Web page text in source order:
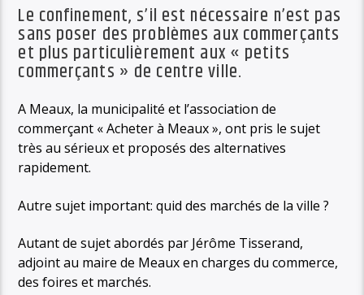
Le confinement, s’il est nécessaire n’est pas
sans poser des problèmes aux commerçants
et plus particulièrement aux « petits
commerçants » de centre ville.
A Meaux, la municipalité et l’association de
commerçant « Acheter à Meaux », ont pris le sujet
très au sérieux et proposés des alternatives
rapidement.
Autre sujet important: quid des marchés de la ville ?
Autant de sujet abordés par Jérôme Tisserand,
adjoint au maire de Meaux en charges du commerce,
des foires et marchés.